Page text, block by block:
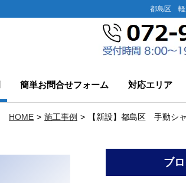
都島区 軽
簡単お問合せフォーム 対応エリア
HOME 施工事例 【新設】都島区 手動シ
ブ